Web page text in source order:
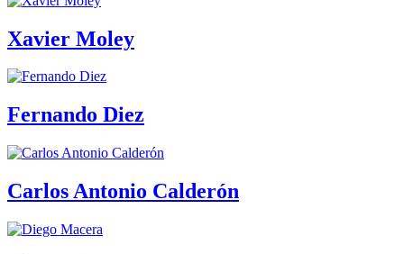
Xavier Moley
Fernando Diez
Carlos Antonio Calderón